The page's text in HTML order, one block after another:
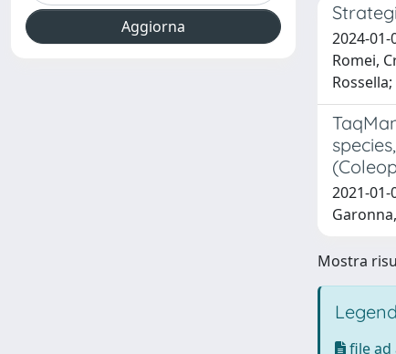
2024-
Romei,
2021-01-
Mostra
file ad